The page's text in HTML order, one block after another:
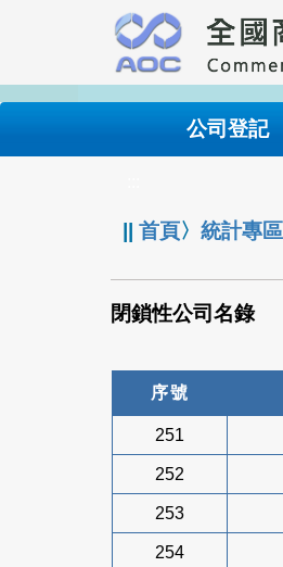
要
內
公司登記
||首頁〉統計專區
閉鎖性公司名錄
序號
251
252
253
254